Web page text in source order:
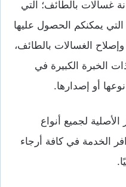
غسالات بالطائف؛ التي
يمكنكم الحصول عليها
الغسالات بالطائف،
الخبرة الكبيرة في
أو إصدارها.
لجميع أنواع
الخدمة في كافة أرجاء